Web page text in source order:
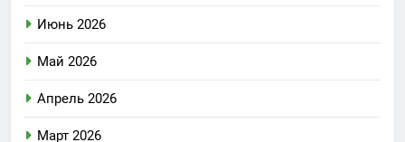
Июнь 2026
Май 2026
Апрель 2026
Март 2026